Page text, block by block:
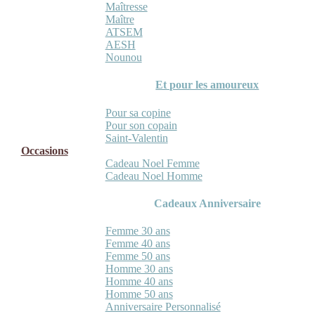
Maîtresse
Maître
ATSEM
AESH
Nounou
Et pour les amoureux
Pour sa copine
Pour son copain
Saint-Valentin
Occasions
Cadeau Noel Femme
Cadeau Noel Homme
Cadeaux Anniversaire
Femme 30 ans
Femme 40 ans
Femme 50 ans
Homme 30 ans
Homme 40 ans
Homme 50 ans
Anniversaire Personnalisé